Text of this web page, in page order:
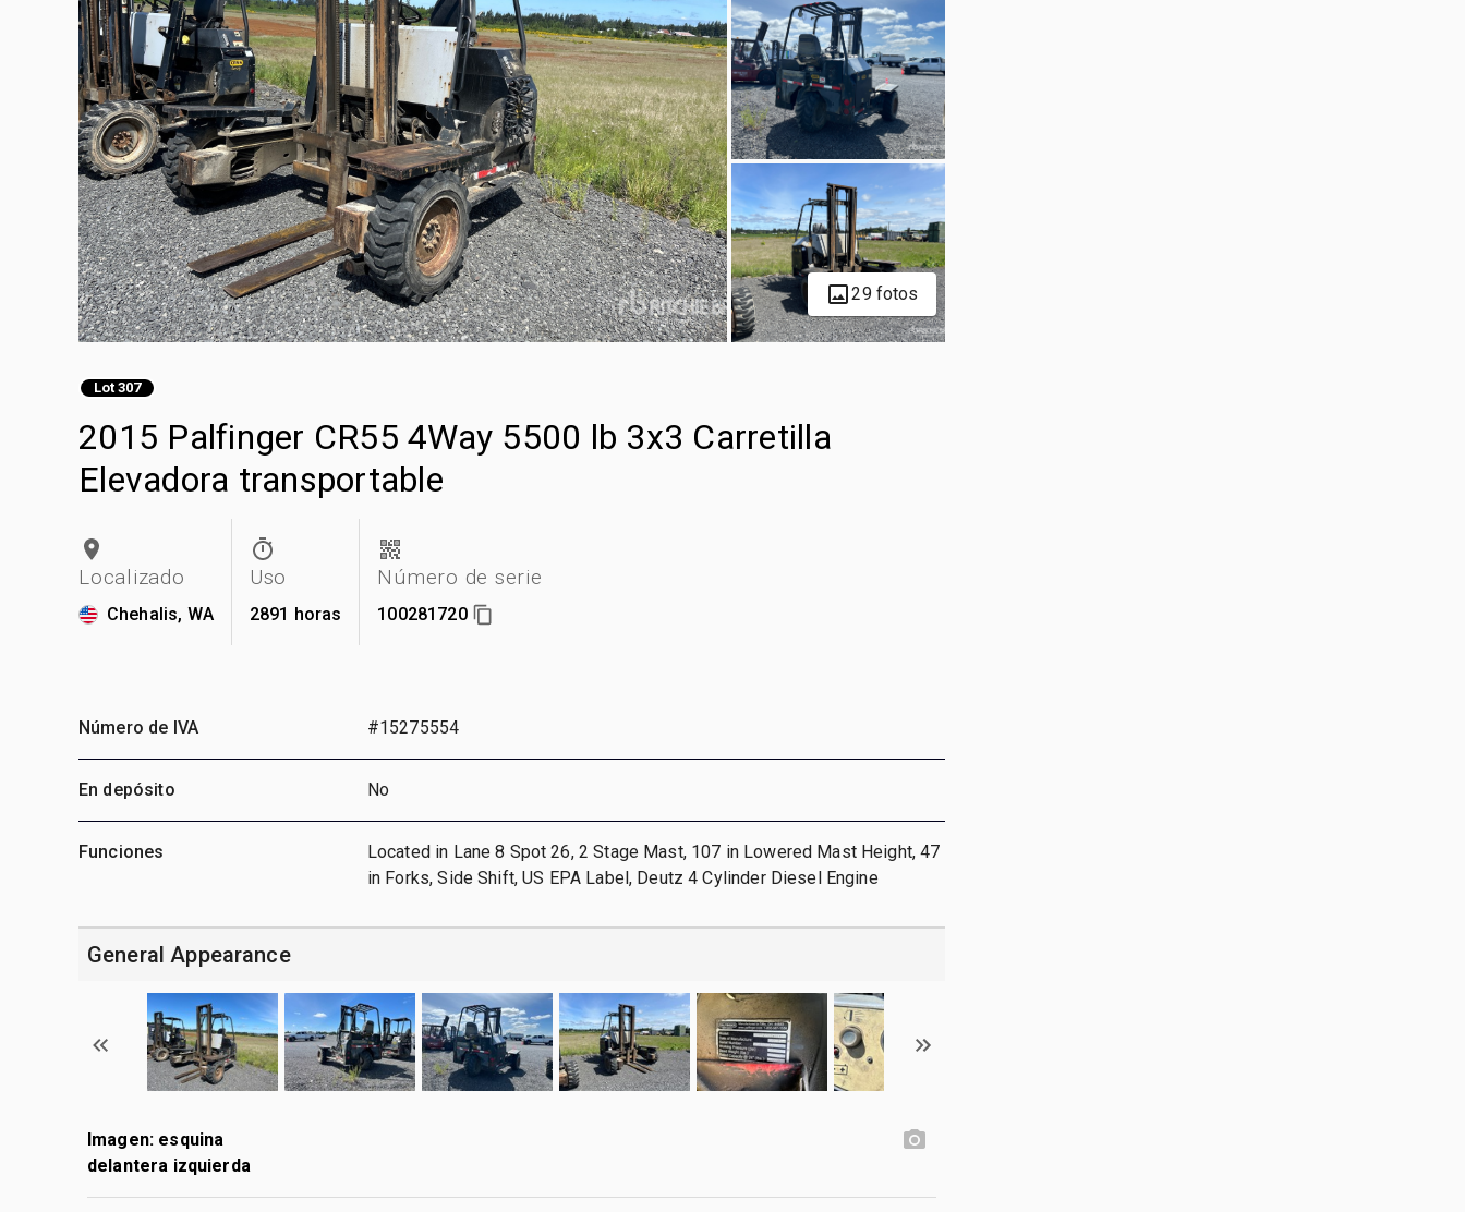
29 fotos
Lot 307
2015 Palfinger CR55 4Way 5500 lb 3x3 Carretilla
Elevadora transportable
Localizado
Chehalis, WA
Uso
2891 horas
Número de serie
100281720
Número de IVA #15275554
En depósito No
Funciones
Located in Lane 8 Spot 26, 2 Stage Mast, 107 in Lowered Mast Height, 47
in Forks, Side Shift, US EPA Label, Deutz 4 Cylinder Diesel Engine
General Appearance
Imagen: esquina
delantera izquierda